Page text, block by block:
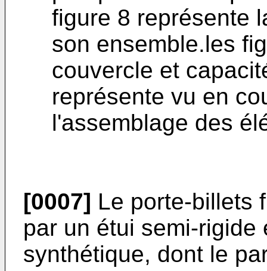
figure 8 représente
son ensemble.les
couvercle et
représente vu en
l'assemblage des
[0007] Le porte-billets
par un étui semi-
synthétique, dont le